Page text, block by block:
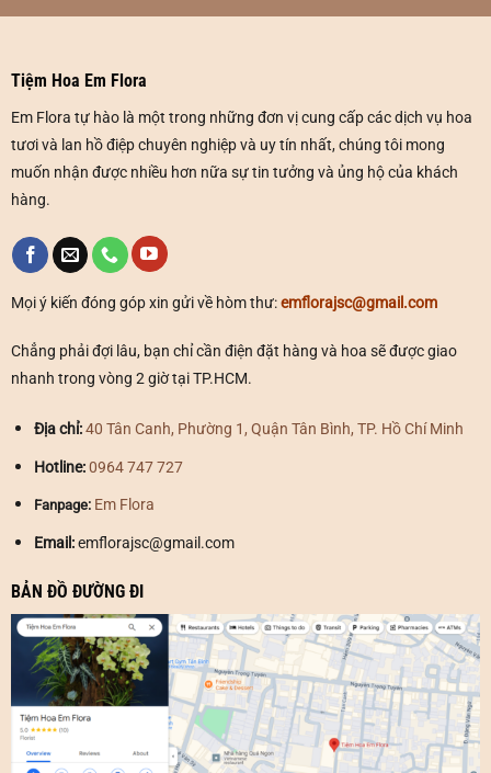
Tiệm Hoa Em Flora
Em Flora tự hào là một trong những đơn vị cung cấp các dịch vụ hoa
tươi và lan hồ điệp chuyên nghiệp và uy tín nhất, chúng tôi mong
muốn nhận được nhiều hơn nữa sự tin tưởng và ủng hộ của khách
hàng.
Mọi ý kiến đóng góp xin gửi về hòm thư:emflorajsc@gmail.com
Chẳng phải đợi lâu, bạn chỉ cần điện đặt hàng và hoa sẽ được giao
nhanh trong vòng 2 giờ tại TP.HCM.
Địa chỉ: 40 Tân Canh, Phường 1, Quận Tân Bình, TP. Hồ Chí Minh
Hotline: 0964 747 727
Fanpage: Em Flora
Email:emflorajsc@gmail.com
BẢN ĐỒ ĐƯỜNG ĐI